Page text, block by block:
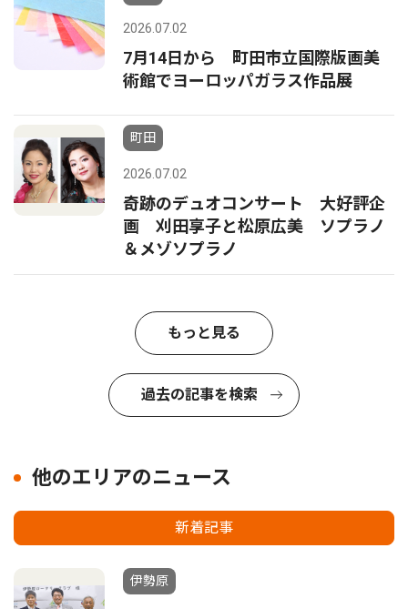
2026.07.02
7月14日から 町田市立国際版画美
術館でヨーロッパガラス作品展
町田
2026.07.02
奇跡のデュオコンサート 大好評企
画 刈田享子と松原広美 ソプラノ
＆メゾソプラノ
もっと見る
過去の記事を検索
他のエリアのニュース
新着記事
伊勢原